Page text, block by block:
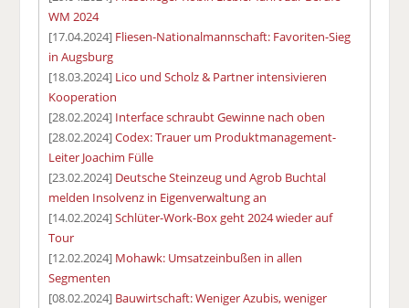
WM 2024
[17.04.2024] Fliesen-Nationalmannschaft: Favoriten-Sieg
in Augsburg
[18.03.2024] Lico und Scholz & Partner intensivieren
Kooperation
[28.02.2024] Interface schraubt Gewinne nach oben
[28.02.2024]Codex: Trauer um Produktmanagement-
Leiter Joachim Fülle
[23.02.2024] Deutsche Steinzeug und Agrob Buchtal
melden Insolvenz in Eigenverwaltung an
[14.02.2024]Schlüter-Work-Box geht 2024 wieder auf
Tour
[12.02.2024] Mohawk: Umsatzeinbußen in allen
Segmenten
[08.02.2024] Bauwirtschaft: Weniger Azubis, weniger